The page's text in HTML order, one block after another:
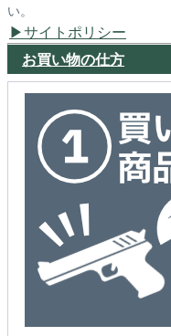
い。
サイトポリシー
お買い物の仕方